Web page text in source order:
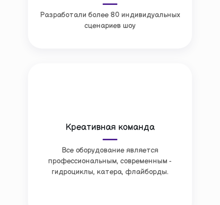
Разработали более 80 индивидуальных
сценариев шоу
Креативная команда
Все оборудование является
профессиональным, современным -
гидроциклы, катера, флайборды.